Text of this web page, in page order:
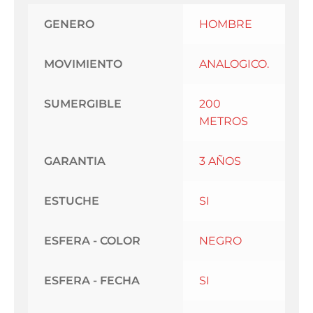
GENERO HOMBRE
MOVIMIENTO ANALOGICO.
SUMERGIBLE
200
METROS
GARANTIA 3 AÑOS
ESTUCHE SI
ESFERA - COLOR NEGRO
ESFERA - FECHA SI